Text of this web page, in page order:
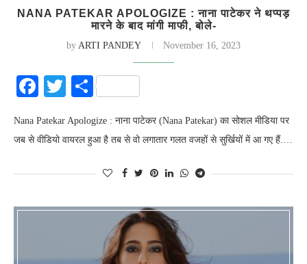
NANA PATEKAR APOLOGIZE : नाना पाटेकर ने थप्पड़
मारने के बाद मांगी माफी, बोले-
by ARTI PANDEY November 16, 2023
Facebook
Twitter
Share
Nana Patekar Apologize : नाना पाटेकर (Nana Patekar) का सोशल मीडिया पर
जब से वीडियो वायरल हुआ है तब से वो लगातार गलत वजहों से सुर्खियों में आ गए हैं.…